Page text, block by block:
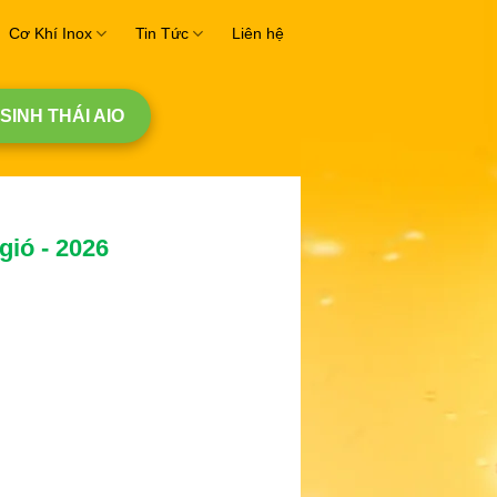
Cơ Khí Inox Tin Tức Liên hệ
THÁI AIO
- 2026